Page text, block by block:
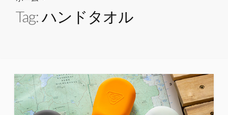
Tag:ハンドタオル